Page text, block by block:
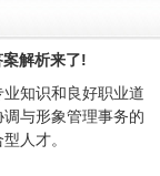
解析来了!
知识和良好职业道
与形象管理事务的
人才。